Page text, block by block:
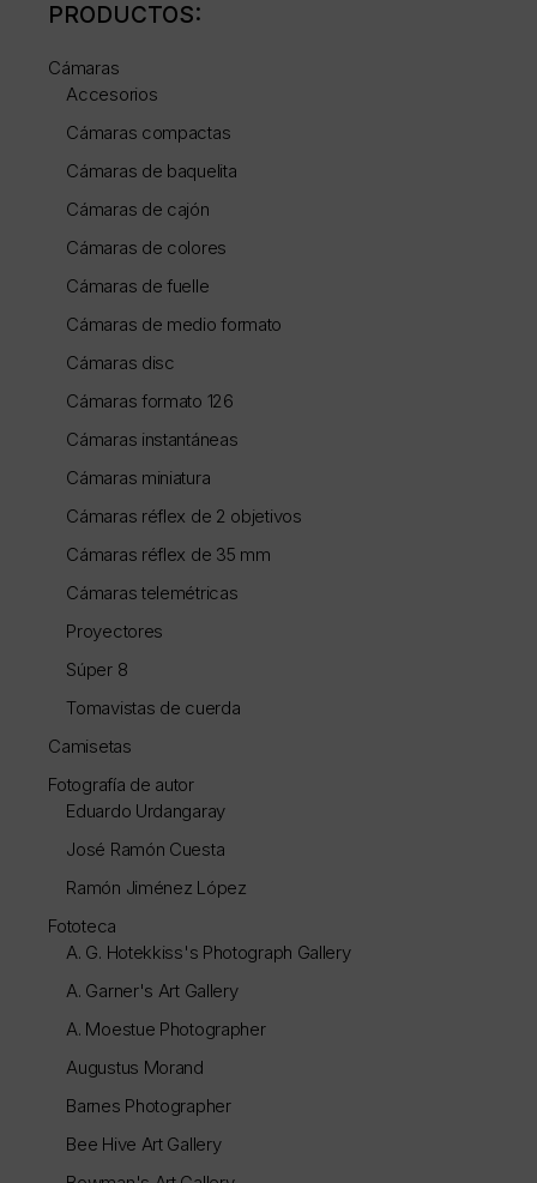
PRODUCTOS:
Cámaras
Accesorios
Cámaras compactas
Cámaras de baquelita
Cámaras de cajón
Cámaras de colores
Cámaras de fuelle
Cámaras de medio formato
Cámaras disc
Cámaras formato 126
Cámaras instantáneas
Cámaras miniatura
Cámaras réflex de 2 objetivos
Cámaras réflex de 35 mm
Cámaras telemétricas
Proyectores
Súper 8
Tomavistas de cuerda
Camisetas
Fotografía de autor
Eduardo Urdangaray
José Ramón Cuesta
Ramón Jiménez López
Fototeca
A. G. Hotekkiss's Photograph Gallery
A. Garner's Art Gallery
A. Moestue Photographer
Augustus Morand
Barnes Photographer
Bee Hive Art Gallery